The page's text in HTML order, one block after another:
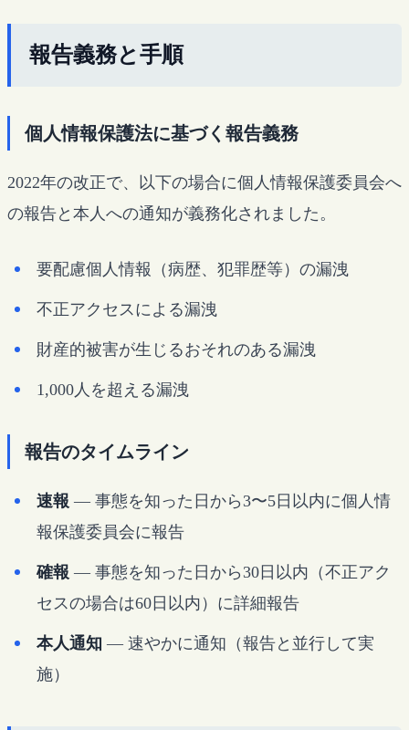
報告義務と手順
個人情報保護法に基づく報告義務
2022年の改正で、以下の場合に個人情報保護委員会へ
の報告と本人への通知が義務化されました。
要配慮個人情報（病歴、犯罪歴等）の漏洩
不正アクセスによる漏洩
財産的被害が生じるおそれのある漏洩
1,000人を超える漏洩
報告のタイムライン
速報 — 事態を知った日から3〜5日以内に個人情
報保護委員会に報告
確報 — 事態を知った日から30日以内（不正アク
セスの場合は60日以内）に詳細報告
本人通知 — 速やかに通知（報告と並行して実
施）